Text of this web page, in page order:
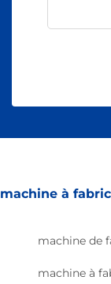
machine à
machine de
machine à